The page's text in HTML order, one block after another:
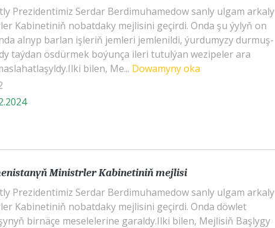
Prezidentimiz Serdar Berdimuhamedow sanly ulgam arkaly
Kabinetiniň nobatdaky mejlisini geçirdi. Onda şu ýylyň on
alnyp barlan işleriň jemleri jemlenildi, ýurdumyzy durmuş-
taýdan ösdürmek boýunça ileri tutulýan wezipeler ara
bilen, Me... Dowamyny oka
Ministrler Kabinetiniň mejlisi
Prezidentimiz Serdar Berdimuhamedow sanly ulgam arkaly
Kabinetiniň nobatdaky mejlisini geçirdi. Onda döwlet
birnäçe meselelerine garaldy.Ilki bilen, Mejlisiň Başlygy